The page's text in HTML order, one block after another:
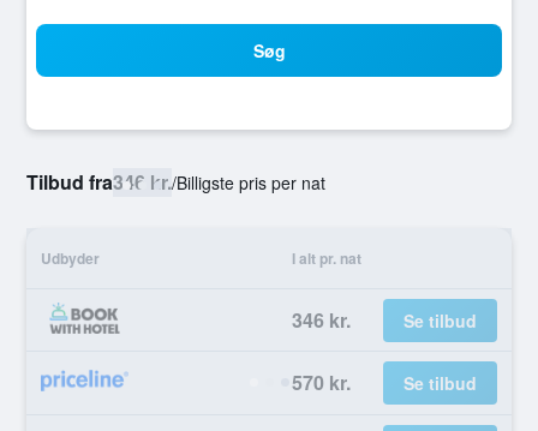
Søg
Tilbud fra346 kr./Billigste pris per nat
Udbyder I alt pr. nat
346 kr. Se tilbud
570 kr. Se tilbud